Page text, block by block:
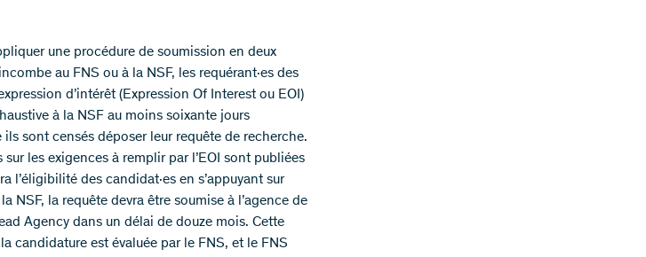
une procédure de soumission en deux
au FNS ou à la NSF, les requérant·es des
d’intérêt (Expression Of Interest ou EOI)
à la NSF au moins soixante jours
sont censés déposer leur requête de recherche.
les exigences à remplir par l’EOI sont publiées
l’éligibilité des candidat·es en s’appuyant sur
NSF, la requête devra être soumise à l’agence de
Agency dans un délai de douze mois. Cette
candidature est évaluée par le FNS, et le FNS